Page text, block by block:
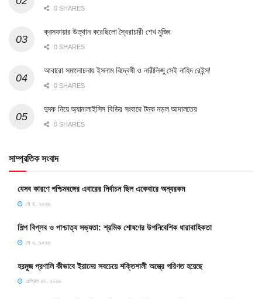
0 SHARES
ক্রসফায়ার উত্থান করেছিলো স্বৈরাচারী শেখ মুজিব
0 SHARES
আবারো সমালোচনায় ইসলাম বিদ্বেষী ও নারীলিপ্সু সেই নাহিদ রেইন্স!
0 SHARES
দুদক নিয়ে অ্যানালাইসিস বিডির সংবাদে টনক নড়ল আদালতের
0 SHARES
সাম্প্রতিক সংবাদ
যেসব কারণে পশ্চিমবঙ্গের এবারের নির্বাচন ছিল একেবারে অন্যরকম
মে ৪, ২০২৬
শিল্প বিপ্লব ও পাশ্চাত্য সভ্যতা: শ্রমিক শোষণের উপনিবেশিক ধারাবাহিকতা
মে ২, ২০২৬
হরমুজ প্রণালি কীভাবে ইরানের সবচেয়ে শক্তিশালী অস্ত্রে পরিণত হয়েছে
এপ্রিল ২০, ২০২৬